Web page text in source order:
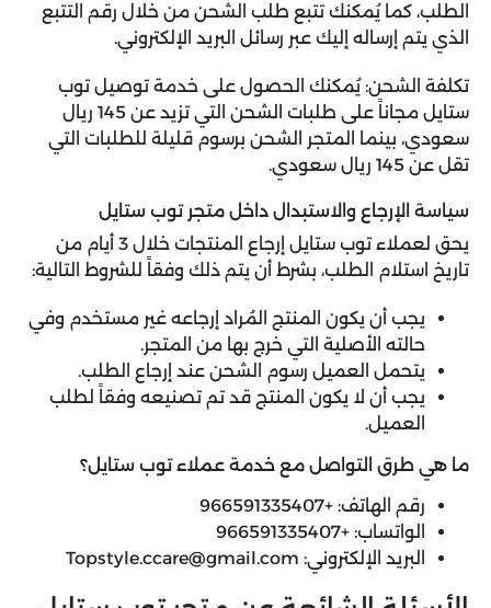
الطلب، كما يُمكنك تتبع طلب الشحن من خلال رقم التتبع
الذي يتم إرساله إليك عبر رسائل البريد الإلكتروني.
تكلفة الشحن: يُمكنك الحصول على خدمة توصيل توب
ستايل مجاناً على طلبات الشحن التي تزيد عن 145 ريال
سعودي، بينما المتجر الشحن برسوم قليلة للطلبات التي
تقل عن 145 ريال سعودي.
سياسة الإرجاع والاستبدال داخل متجر توب ستايل
يحق لعملاء توب ستايل إرجاع المنتجات خلال 3 أيام من
تاريخ استلام الطلب، بشرط أن يتم ذلك وفقاً للشروط التالية:
يجب أن يكون المنتج المُراد إرجاعه غير مستخدم وفي
حالته الأصلية التي خرج بها من المتجر.
يتحمل العميل رسوم الشحن عند إرجاع الطلب.
يجب أن لا يكون المنتج قد تم تصنيعه وفقاً لطلب
العميل.
ما هي طرق التواصل مع خدمة عملاء توب ستايل؟
رقم الهاتف: +966591335407
الواتساب: +966591335407
البريد الإلكتروني: Topstyle.ccare@gmail.com